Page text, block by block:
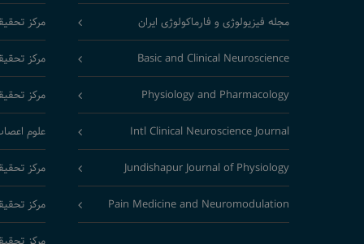
مجله فیزیولوژی و فارماکولوژی ایران
Basic and Clinical Neuroscience
Physiology and Pharmacology
Intl Clinical Neuroscience Journal
Jundishapur Journal of Physiology
Pain Medicine and Neuromodulation
مرکز
مرکز
مرکز
علوم
مرکز
مرکز
مرکز